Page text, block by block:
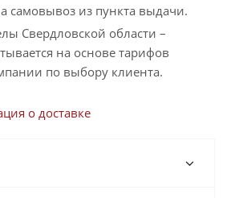
самовывоз из пункта выдачи.
Свердловской области –
на основе тарифов
по выбору клиента.
о доставке